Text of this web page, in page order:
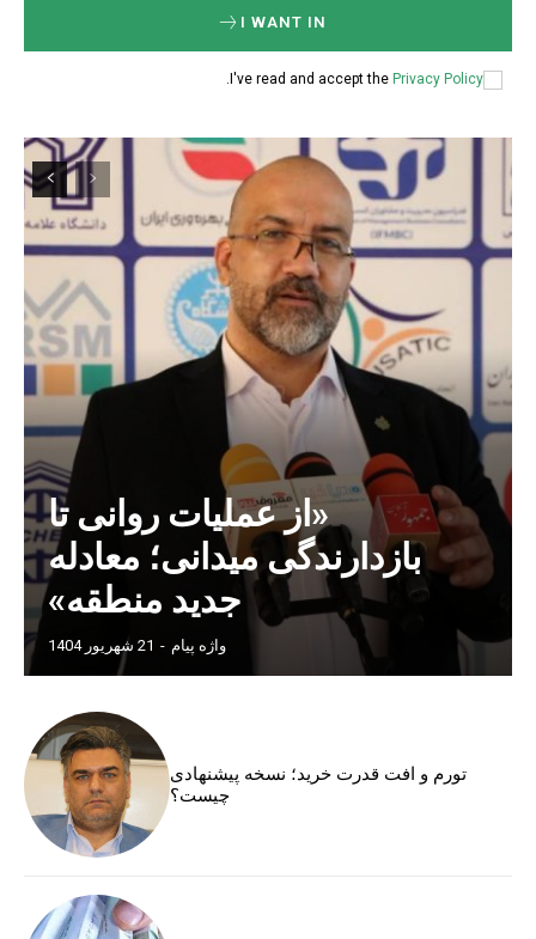
I WANT IN
I've read and accept the Privacy Policy
.
«از عملیات روانی تا
بازدارندگی میدانی؛ معادله
جدید منطقه»
واژه پیام - 21 شهریور 1404
تورم و افت قدرت خرید؛ نسخه پیشنهادی
چیست؟